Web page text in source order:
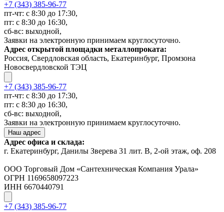
+7 (343) 385-96-77
пт-чт: с 8:30 до 17:30,
пт: с 8:30 до 16:30,
сб-вс: выходной,
Заявки на электронную принимаем круглосуточно.
Адрес открытой площадки металлопроката:
Россия, Свердловская область, Екатеринбург, Промзона
Новосвердловской ТЭЦ
+7 (343) 385-96-77
пт-чт: с 8:30 до 17:30,
пт: с 8:30 до 16:30,
сб-вс: выходной,
Заявки на электронную принимаем круглосуточно.
Наш адрес
Адрес офиса и склада:
г. Екатеринбург, Данилы Зверева 31 лит. В, 2-ой этаж, оф. 208
ООО Торговый Дом «Сантехническая Компания Урала»
ОГРН 1169658097223
ИНН 6670440791
+7 (343) 385-96-77